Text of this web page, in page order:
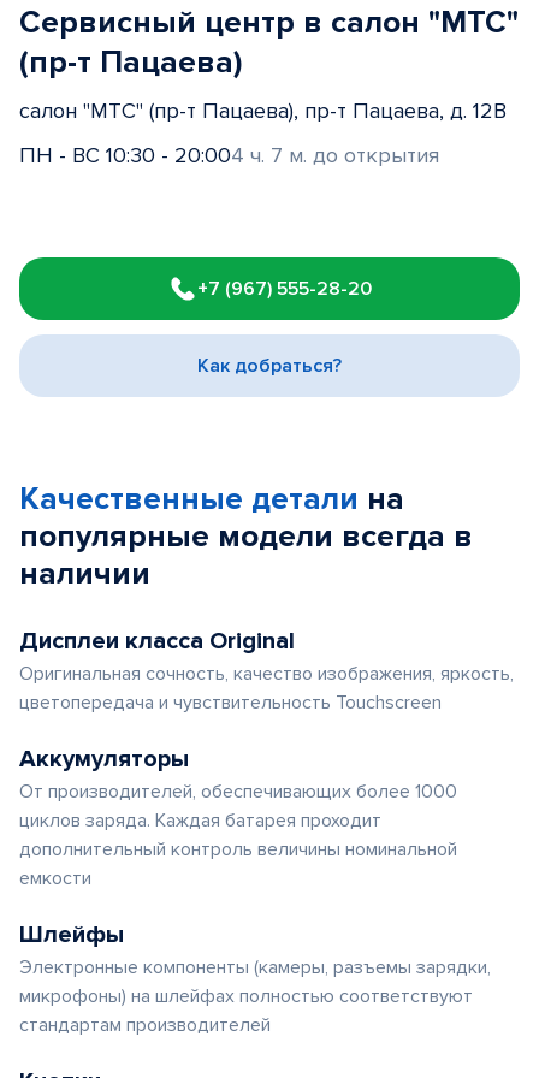
Сервисный центр в салон "МТС"
(пр-т Пацаева)
салон "МТС" (пр-т Пацаева), пр-т Пацаева, д. 12В
ПН - ВС 10:30 - 20:004 ч. 7 м. до открытия
1
of
3
+7 (967) 555-28-20
Как добраться?
Качественные детали на
популярные модели всегда в
наличии
Дисплеи класса Original
Оригинальная сочность, качество изображения, яркость,
цветопередача и чувствительность Touchscreen
Аккумуляторы
От производителей, обеспечивающих более 1000
циклов заряда. Каждая батарея проходит
дополнительный контроль величины номинальной
емкости
Шлейфы
Электронные компоненты (камеры, разъемы зарядки,
микрофоны) на шлейфах полностью соответствуют
стандартам производителей